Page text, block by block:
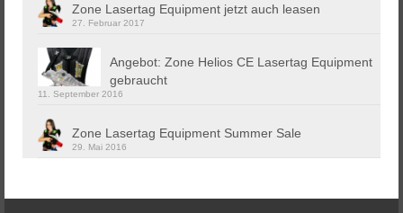
Zone Lasertag Equipment jetzt auch leasen
27. Februar 2017
Angebot: Zone Helios CE Lasertag Equipment
gebraucht
11. September 2016
Zone Lasertag Equipment Summer Sale
29. Mai 2016